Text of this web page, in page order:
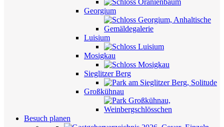
Georgium
Luisium
Mosigkau
Sieglitzer Berg
Großkühnau
Besuch planen